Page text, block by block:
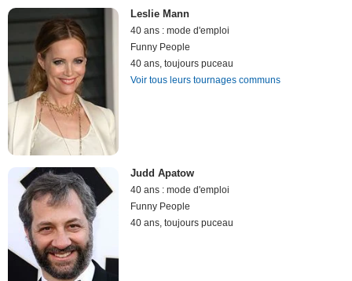
Leslie Mann
40 ans : mode d'emploi
Funny People
40 ans, toujours puceau
Voir tous leurs tournages communs
Judd Apatow
40 ans : mode d'emploi
Funny People
40 ans, toujours puceau